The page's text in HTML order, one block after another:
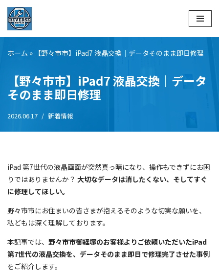
コ
ン
テ
へ
ス
キ
ホーム » 【野々市市】iPad7 液晶交換｜データそのまま即日修理
【野々市市】iPad7 液晶交換｜データ
そのまま即日修理
2026.06.17 新着情報
iPad 第7世代の液晶画面が突然真っ暗になり、操作もできずにお困
りではありませんか？ 大切なデータは消したくない、そしてすぐ
に修理してほしい。
野々市市にお住まいの皆さまが抱えるそのような切実な願いを、
私どもは深く理解しております。
本記事では、 野々市市御経塚のお客様よりご依頼いただいたiPad
第7世代の液晶交換を、データそのまま即日で修理完了させた事例
をご紹介します。